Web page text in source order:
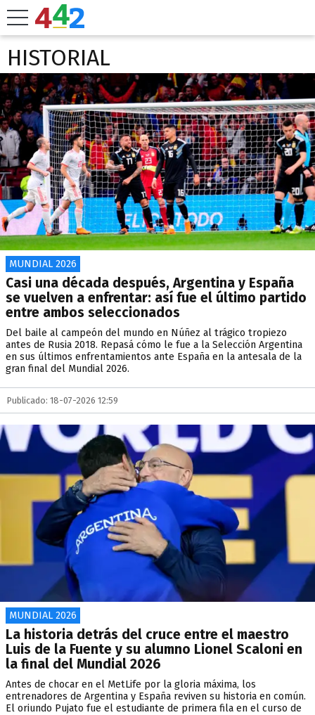
HISTORIAL
MUNDIAL 2026
Casi una década después, Argentina y España
se vuelven a enfrentar: así fue el último partido
entre ambos seleccionados
Del baile al campeón del mundo en Núñez al trágico tropiezo
antes de Rusia 2018. Repasá cómo le fue a la Selección Argentina
en sus últimos enfrentamientos ante España en la antesala de la
gran final del Mundial 2026.
Publicado: 18-07-2026 12:59
MUNDIAL 2026
La historia detrás del cruce entre el maestro
Luis de la Fuente y su alumno Lionel Scaloni en
la final del Mundial 2026
Antes de chocar en el MetLife por la gloria máxima, los
entrenadores de Argentina y España reviven su historia en común.
El oriundo Pujato fue el estudiante de primera fila en el curso de